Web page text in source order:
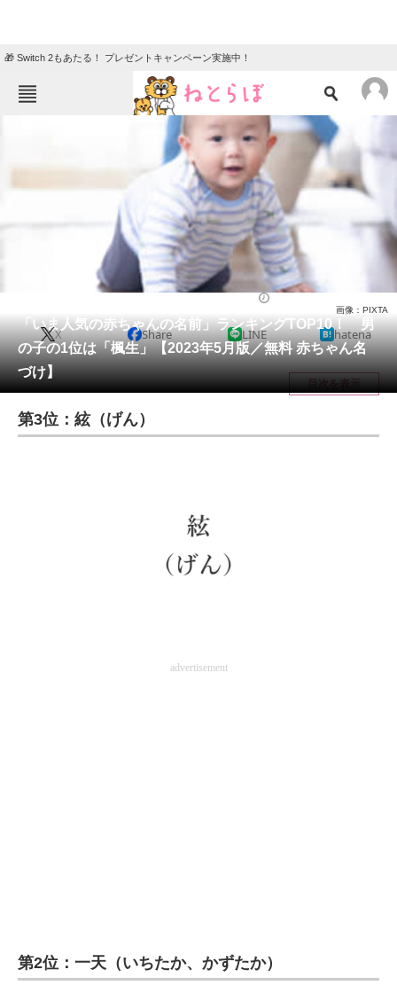
🎁 Switch 2もあたる！ プレゼントキャンペーン実施中！
ニュース
クイズ
地域
教育・育児
リサーチ
会員記事
メディア
注目記事を集めた総合ページ
ITの今と未来を見通す
エレクトロニクス専門サイト
「いま人気の赤ちゃんの名前」ランキングTOP10！ 男
の子の1位は「楓生」【2023年5月版／無料 赤ちゃん名
づけ】
画像：PIXTA
X Share LINE hatena
目次を表示
第3位：絃（げん）
advertisement
第2位：一天（いちたか、かずたか）